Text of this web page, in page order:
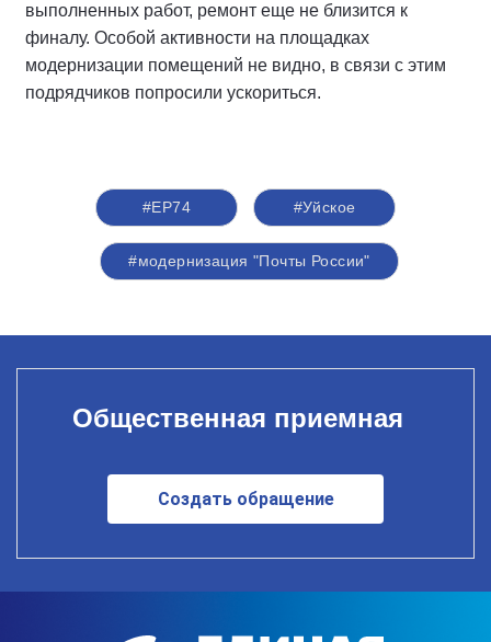
выполненных работ, ремонт еще не близится к
финалу. Особой активности на площадках
модернизации помещений не видно, в связи с этим
подрядчиков попросили ускориться.
#ЕР74 #Уйское
#модернизация "Почты России"
Общественная приемная
Создать обращение